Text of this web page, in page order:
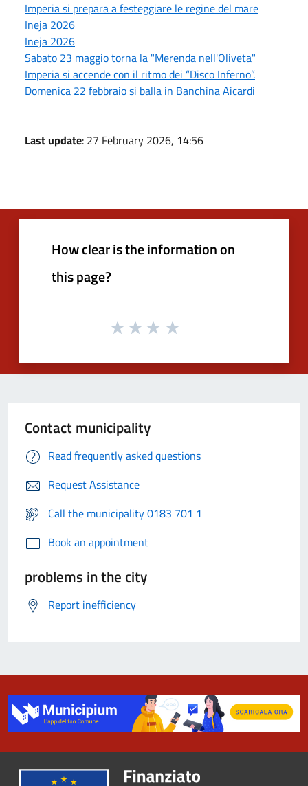
Imperia si prepara a festeggiare le regine del mare
Ineja 2026
Ineja 2026
Sabato 23 maggio torna la "Merenda nell'Oliveta"
Imperia si accende con il ritmo dei “Disco Inferno”.
Domenica 22 febbraio si balla in Banchina Aicardi
Last update: 27 February 2026, 14:56
How clear is the information on
this page?
Contact municipality
Read frequently asked questions
Request Assistance
Call the municipality 0183 701 1
Book an appointment
problems in the city
Report inefficiency